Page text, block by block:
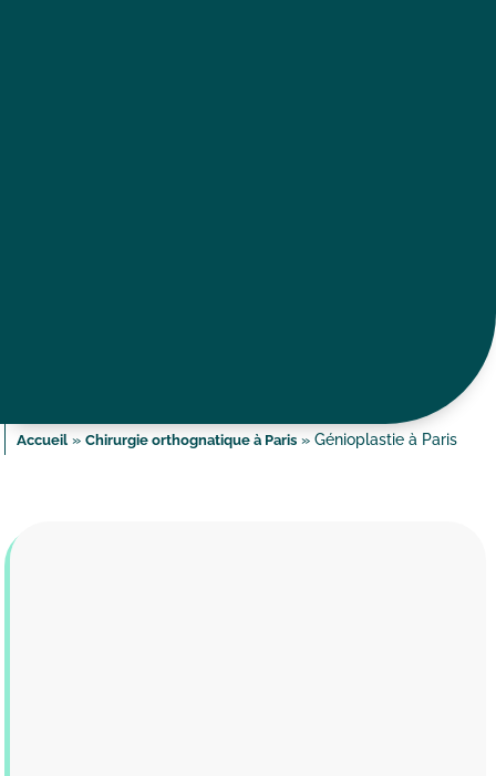
Accueil »Chirurgie orthognatique à Paris »Génioplastie à Paris